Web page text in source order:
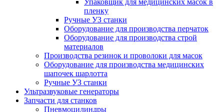
Упаковщик для медицинских масок в
пленку
Ручные УЗ станки
Оборудование для производства перчаток
Оборудование для производства строй
материалов
Производства резинок и проволоки для масок
Оборудование для производства медицинских
шапочек шарлотта
Ручные УЗ станки
Ультразвуковые генераторы
Запчасти для станков
Пневмоцилиндры